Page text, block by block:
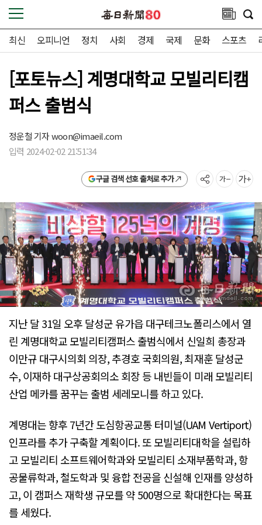
최신 오피니언 정치 사회 경제 국제 문화 스포츠
[포토뉴스] 계명대학교 모빌리티캠
퍼스 출범식
정운철 기자woon@imaeil.com
입력 2024-02-02 21:51:34
구글 검색 선호 출처로 추가
지난 달 31일 오후 달성군 유가읍 대구테크노폴리스에서 열
린 계명대학교 모빌리티캠퍼스 출범식에서 신일희 총장과
이만규 대구시의회 의장, 추경호 국회의원, 최재훈 달성군
수, 이재하 대구상공회의소 회장 등 내빈들이 미래 모빌리티
산업 메카를 꿈꾸는 출범 세레모니를 하고 있다.
계명대는 향후 7년간 도심항공교통 터미널(UAM Vertiport)
인프라를 추가 구축할 계획이다. 또 모빌리티대학을 설립하
고 모빌리티 소프트웨어학과와 모빌리티 소재부품학과, 항
공물류학과, 철도학과 및 융합 전공을 신설해 인재를 양성하
고, 이 캠퍼스 재학생 규모를 약 500명으로 확대한다는 목표
를 세웠다.